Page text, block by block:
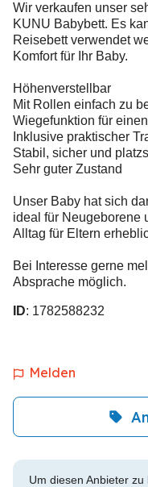
Wir verkaufen unser
KUNU Babybett. Es
Reisebett verwendet
Komfort für Ihr Baby.
Höhenverstellbar
Mit Rollen einfach zu
Wiegefunktion für
Inklusive praktischer
Stabil, sicher und
Sehr guter Zustand
Unser Baby hat sich
ideal für Neugeborene
Alltag für Eltern
Bei Interesse gerne
Absprache möglich.
ID: 1782588232
Melden
Um diesen Anbieter